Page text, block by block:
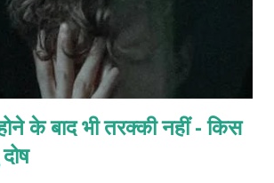
के बाद भी तरक्की नहीं - किस